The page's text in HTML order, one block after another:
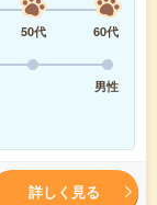
50代
60代
男性
詳しく見る